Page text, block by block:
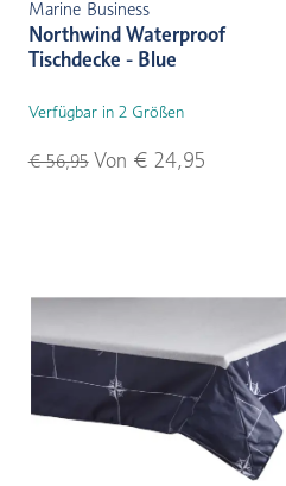
Marine Business
Northwind Waterproof
Tischdecke - Blue
Verfügbar in 2 Größen
€ 56,95Von € 24,95